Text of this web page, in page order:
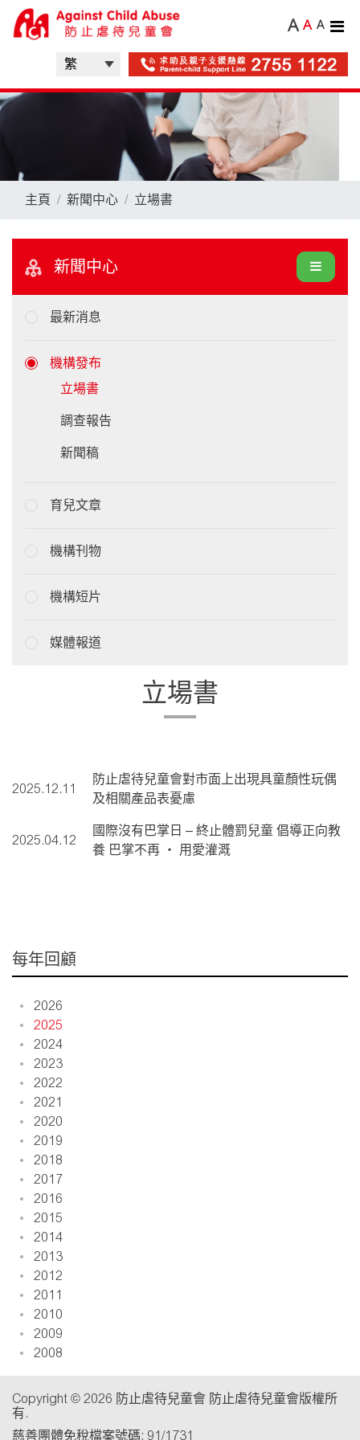
A A A
主頁 新聞中心 立場書
新聞中心
最新消息
機構發布
立場書
調查報告
新聞稿
育兒文章
機構刊物
機構短片
媒體報道
立場書
2025.12.11
防止虐待兒童會對市面上出現具童顏性玩偶
及相關產品表憂慮
2025.04.12
國際沒有巴掌日 – 終止體罰兒童 倡導正向教
養 巴掌不再 ‧ 用愛灌溉
每年回顧
2026
2025
2024
2023
2022
2021
2020
2019
2018
2017
2016
2015
2014
2013
2012
2011
2010
2009
2008
Copyright © 2026 防止虐待兒童會 防止虐待兒童會版權所
有.
慈善團體免稅檔案號碼: 91/1731